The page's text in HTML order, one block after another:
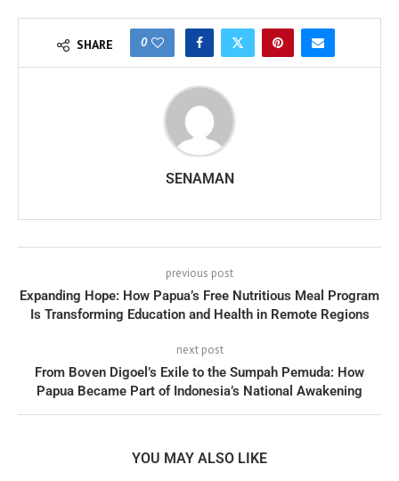
SHARE 0
SENAMAN
previous post
Expanding Hope: How Papua’s Free Nutritious Meal Program
Is Transforming Education and Health in Remote Regions
next post
From Boven Digoel’s Exile to the Sumpah Pemuda: How
Papua Became Part of Indonesia’s National Awakening
YOU MAY ALSO LIKE